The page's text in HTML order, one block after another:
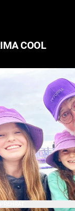
COOL